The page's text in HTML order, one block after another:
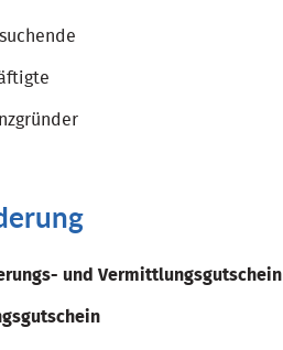
und Vermittlungsgutschein